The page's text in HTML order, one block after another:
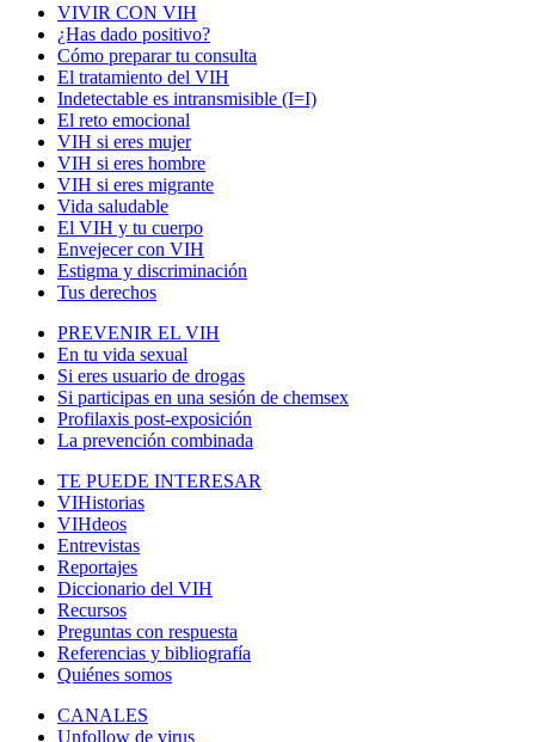
VIVIR CON VIH
¿Has dado positivo?
Cómo preparar tu consulta
El tratamiento del VIH
Indetectable es intransmisible (I=I)
El reto emocional
VIH si eres mujer
VIH si eres hombre
VIH si eres migrante
Vida saludable
El VIH y tu cuerpo
Envejecer con VIH
Estigma y discriminación
Tus derechos
PREVENIR EL VIH
En tu vida sexual
Si eres usuario de drogas
Si participas en una sesión de chemsex
Profilaxis post-exposición
La prevención combinada
TE PUEDE INTERESAR
VIHistorias
VIHdeos
Entrevistas
Reportajes
Diccionario del VIH
Recursos
Preguntas con respuesta
Referencias y bibliografía
Quiénes somos
CANALES
Unfollow de virus